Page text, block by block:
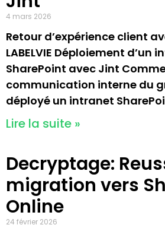
4 mars 2026
Retour d’expérience client
LABELVIE Déploiement d’un
SharePoint avec Jint
communication interne du
déployé un intranet
Lire la suite »
Decryptage:
migration vers
Online
24 février 2026